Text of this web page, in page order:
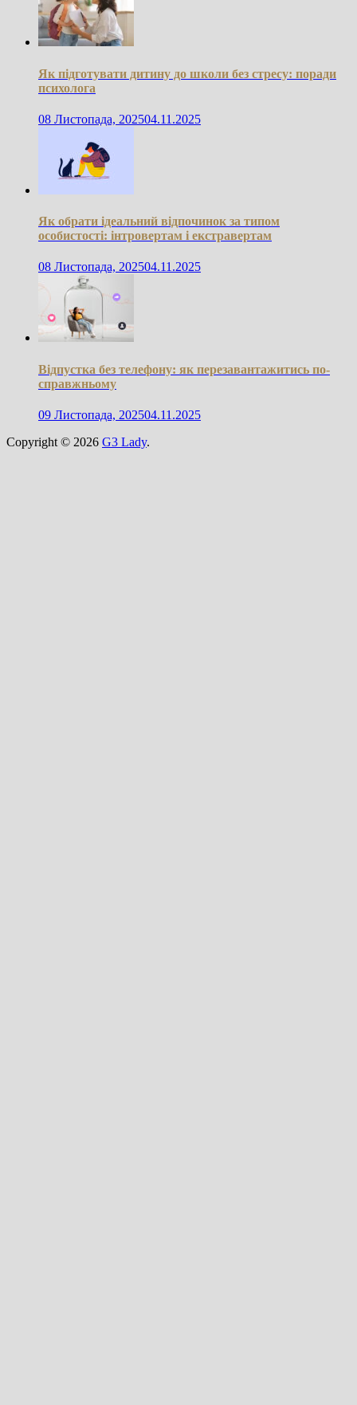
Як підготувати дитину до школи без стресу: поради
психолога
08 Листопада, 202504.11.2025
Як обрати ідеальний відпочинок за типом
особистості: інтровертам і екстравертам
08 Листопада, 202504.11.2025
Відпустка без телефону: як перезавантажитись по-
справжньому
09 Листопада, 202504.11.2025
Copyright © 2026 G3 Lady.